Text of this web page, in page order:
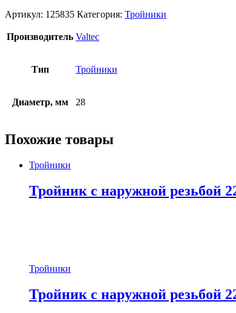
Артикул: 125835 Категория: Тройники
Производитель Valtec
Тип Тройники
Диаметр, мм 28
Похожие товары
Тройники
Тройник c наружной резьбой
Тройники
Тройник c наружной резьбой